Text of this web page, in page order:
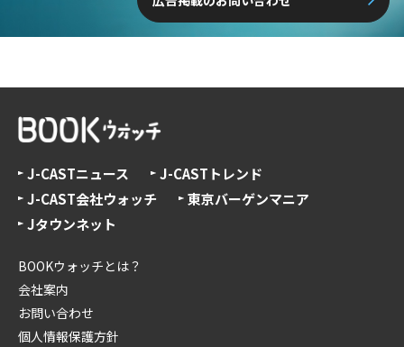
J-CASTニュース
J-CASTトレンド
J-CAST会社ウォッチ
東京バーゲンマニア
Jタウンネット
BOOKウォッチとは？
会社案内
お問い合わせ
個人情報保護方針